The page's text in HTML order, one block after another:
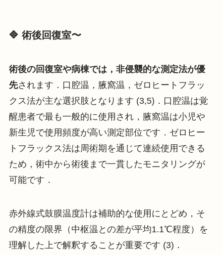
🔷 術後回復室〜
術後の回復室や病棟では，非侵襲的な測定法が優
先されます．口腔温，腋窩温，ゼロヒートフラッ
クス法が主な選択肢となります (3,5)．口腔温は覚
醒患者で最も一般的に使用され，腋窩温は小児や
新生児で使用頻度が高い測定部位です．ゼロヒー
トフラックス法は周術期を通じて連続使用できる
ため，術中から術後まで一貫したモニタリングが
可能です．
赤外線式鼓膜温度計は補助的な使用にとどめ，そ
の精度の限界（中枢温との差が平均1.1℃程度）を
理解した上で解釈することが重要です (3)．